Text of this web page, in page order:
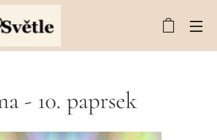
- 10. paprsek